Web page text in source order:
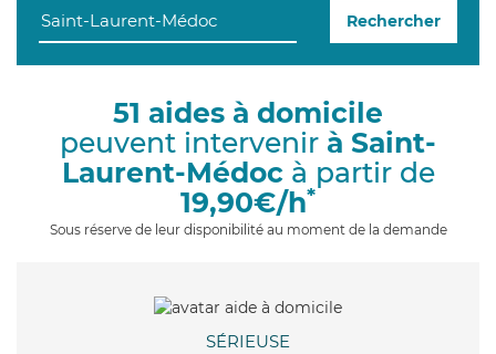
g
Rechercher
51 aides à domicile
peuvent intervenir à Saint-
Laurent-Médocà partir de
19,90€/h*
Sous réserve de leur disponibilité au moment de la demande
SÉRIEUSE